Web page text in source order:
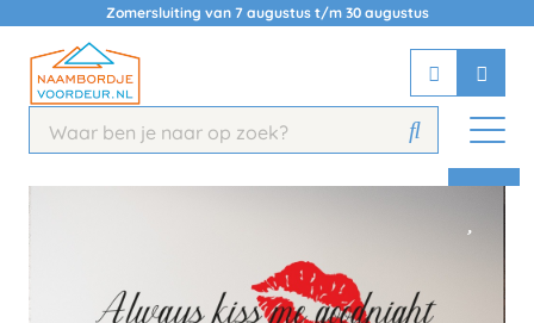
Zomersluiting van 7 augustus t/m 30 augustus
Chat 24/7 met onze chatbot voor
Contact